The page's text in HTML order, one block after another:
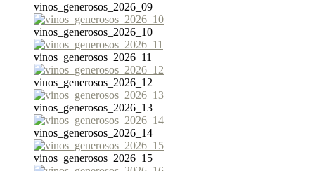
vinos_generosos_2026_09
vinos_generosos_2026_10
vinos_generosos_2026_11
vinos_generosos_2026_12
vinos_generosos_2026_13
vinos_generosos_2026_14
vinos_generosos_2026_15